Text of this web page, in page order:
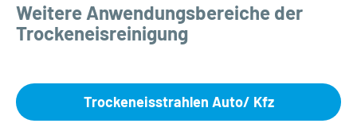
Weitere Anwendungsbereiche der
Trockeneisreinigung
Trockeneisstrahlen Auto/ Kfz